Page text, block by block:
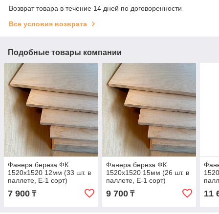
Возврат товара в течение 14 дней по договоренности
Все условия возврата
Подобные товары компании
Фанера береза ФК
1520х1520 12мм (33 шт. в
паллете, E-1 сорт)
7 900 ₸
Фанера береза ФК
1520х1520 15мм (26 шт. в
паллете, E-1 сорт)
9 700₸ 11